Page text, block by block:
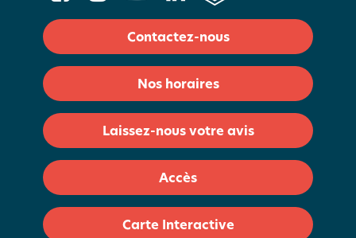
Contactez-nous
Nos horaires
Laissez-nous votre avis
Accès
Carte Interactive